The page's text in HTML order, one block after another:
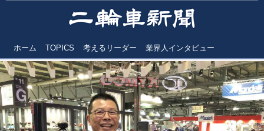
ホーム TOPICS 考えるリーダー 業界人インタビュー